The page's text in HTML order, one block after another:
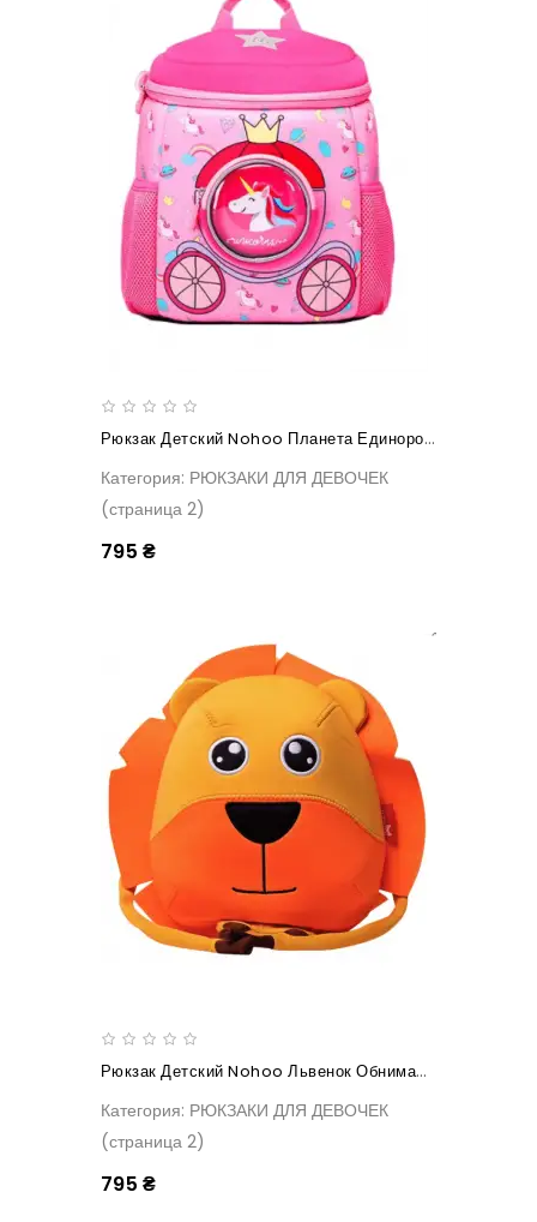
Рюкзак Детский Nohoo Планета Единорогов Маленький
Категория: РЮКЗАКИ ДЛЯ ДЕВОЧЕК
(страница 2)
795 ₴
Рюкзак Детский Nohoo Львенок Обнимашка
Категория: РЮКЗАКИ ДЛЯ ДЕВОЧЕК
(страница 2)
795 ₴